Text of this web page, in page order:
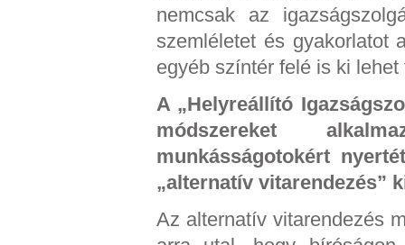
nemcsak az
szemléletet és gyakorlatot
egyéb színtér felé is ki lehet
A „Helyreállító
módszereket
munkásságotokért
„alternatív vitarendezés”
Az alternatív vitarendezés